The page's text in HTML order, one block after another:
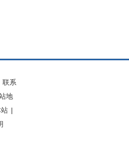
联系
地
|